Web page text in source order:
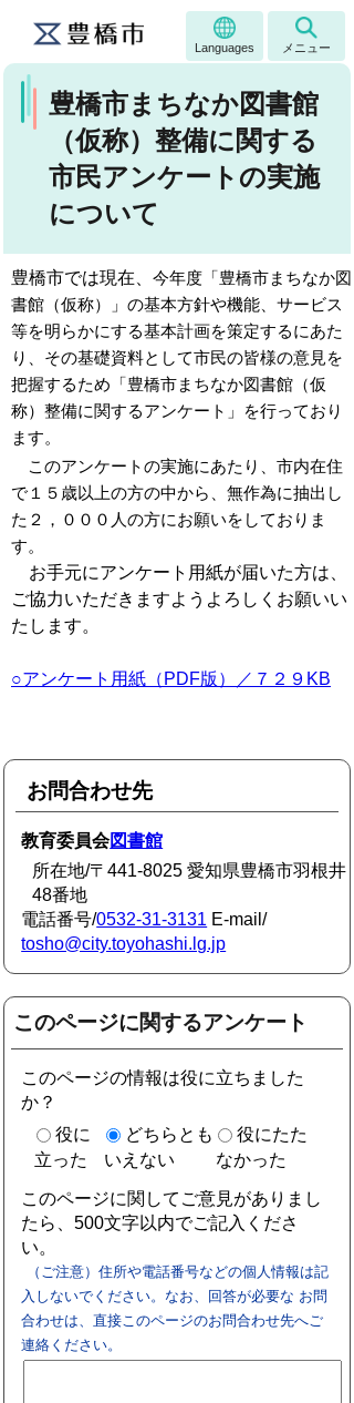
Languages メニュー
豊橋市まちなか図書館
（仮称）整備に関する
市民アンケートの実施
について
豊橋市では現在、 今年度「豊橋市まちなか図
書館（仮称）」の基本方針や機能、サービス
等を明らかにする基本計画を策定するにあた
り、その基礎資料として市民の皆様の意見を
把握するため「豊橋市まちなか図書館（仮
称）整備に関するアンケート」を行っており
ます。
このアンケートの実施にあたり、市内在住
で１５歳以上の方の中から、無作為に抽出し
た２，０００人の方にお願いをしておりま
す。
お手元にアンケート用紙が届いた方は、
ご協力いただきますようよろしくお願いい
たします。
○アンケート用紙（PDF版）／７２９KB
お問合わせ先
教育委員会図書館
所在地/〒441-8025 愛知県豊橋市羽根井
48番地
電話番号/0532-31-3131 E-mail/
tosho@city.toyohashi.lg.jp
このページに関するアンケート
このページの情報は役に立ちました
か？
役に
立った
どちらとも
いえない
役にたた
なかった
このページに関してご意見がありまし
たら、500文字以内でご記入くださ
い。
（ご注意）住所や電話番号などの個人情報は記
入しないでください。なお、回答が必要な お問
合わせは、直接このページのお問合わせ先へご
連絡ください。